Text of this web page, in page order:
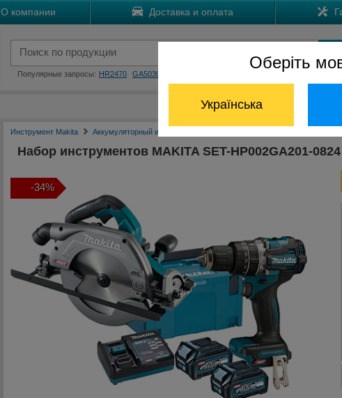
Оберіть
Українська
О компании Доставка и оплата
Популярные запросы: HR2470 GA5030
Отдел запчастей: (068)
Инструмент Makita Аккумуляторный инструмент Макита
Набор инструментов MAKITA SET-HP002GA201-0824
-34%